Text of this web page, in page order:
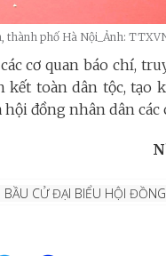
thành phố Hà Nội_Ảnh:
cơ quan báo chí,
kết toàn dân tộc, tạo
đồng nhân dân các
BẦU CỬ ĐẠI BIỂU HỘI